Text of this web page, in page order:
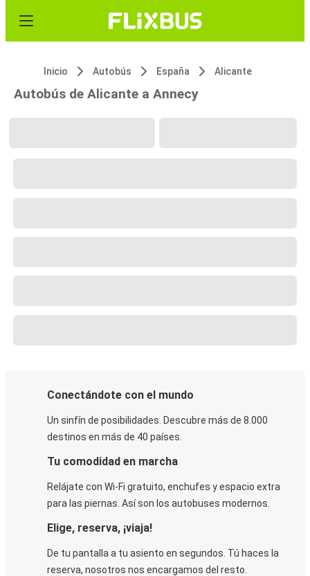
Inicio Autobús España Alicante
Autobús de Alicante a Annecy
Conectándote con el mundo
Un sinfín de posibilidades. Descubre más de 8.000
destinos en más de 40 países.
Tu comodidad en marcha
Relájate con Wi-Fi gratuito, enchufes y espacio extra
para las piernas. Así son los autobuses modernos.
Elige, reserva, ¡viaja!
De tu pantalla a tu asiento en segundos. Tú haces la
reserva, nosotros nos encargamos del resto.